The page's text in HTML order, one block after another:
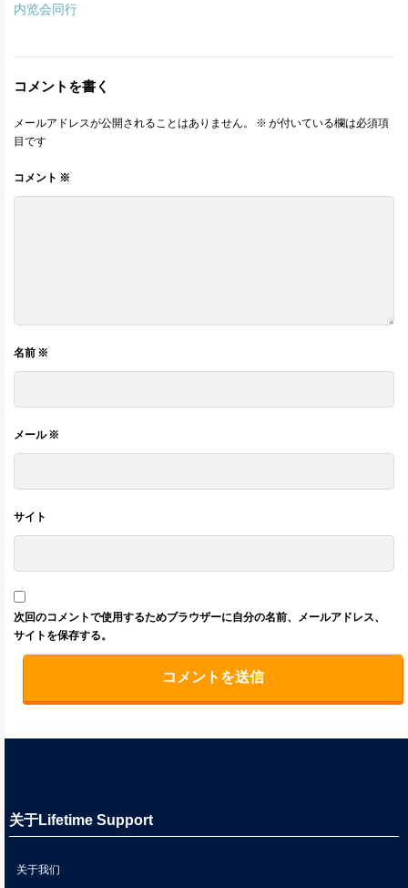
内览会同行
コメントを書く
メールアドレスが公開されることはありません。 ※ が付いている欄は必須項
目です
コメント ※
名前 ※
メール※
サイト
次回のコメントで使用するためブラウザーに自分の名前、メールアドレス、
サイトを保存する。
关于Lifetime Support
关于我们